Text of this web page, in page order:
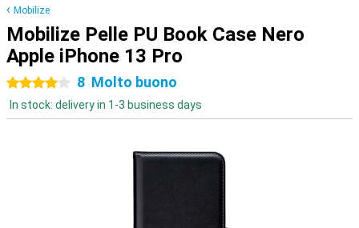
Mobilize
Mobilize Pelle PU Book Case Nero
Apple iPhone 13 Pro
4 stelle 8 Molto buono
In stock: delivery in 1-3 business days